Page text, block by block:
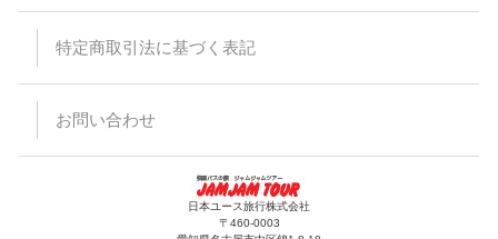
より予定通り運行できない場合がございます。また、その為に
れませんので予めご了承ください。
バスのトランクに預けれる荷物は三辺（タテ・ヨコ・高さ）の
りたたみ自転車などの大きな荷物、ペット等はお断りしていま
手荷物、貴重品は十分注意ください。万一紛失、盗難等がござ
いましても当社では責任を負いかねますのでご了承ください。
車内にてハンバーガーなど匂いが強い食べ物の持込及び飲食は
特定商取引法に基づく表記
お問い合わせ
日本ユース旅行株式会社
〒460-0003